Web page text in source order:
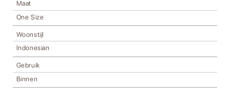
Maat
One Size
Woonstijl
Indonesian
Gebruik
Binnen